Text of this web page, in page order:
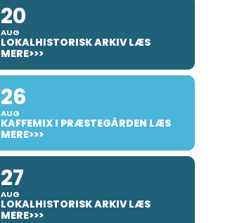
20
AUG
LOKALHISTORISK ARKIV LÆS
MERE>>>
26
AUG
KAFFEMIX I PRÆSTEGÅRDEN LÆS
MERE>>>
27
AUG
LOKALHISTORISK ARKIV LÆS
MERE>>>